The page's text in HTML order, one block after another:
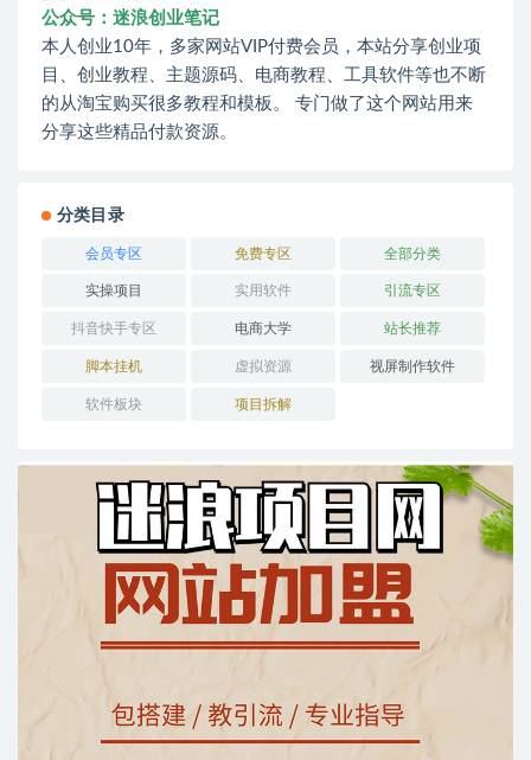
公众号：迷浪创业笔记
本人创业10年，多家网站VIP付费会员，本站分享创业项
目、创业教程、主题源码、电商教程、工具软件等也不断
的从淘宝购买很多教程和模板。 专门做了这个网站用来
分享这些精品付款资源。
分类目录
会员专区 免费专区 全部分类
实操项目 实用软件 引流专区
抖音快手专区 电商大学 站长推荐
脚本挂机 虚拟资源 视屏制作软件
软件板块 项目拆解